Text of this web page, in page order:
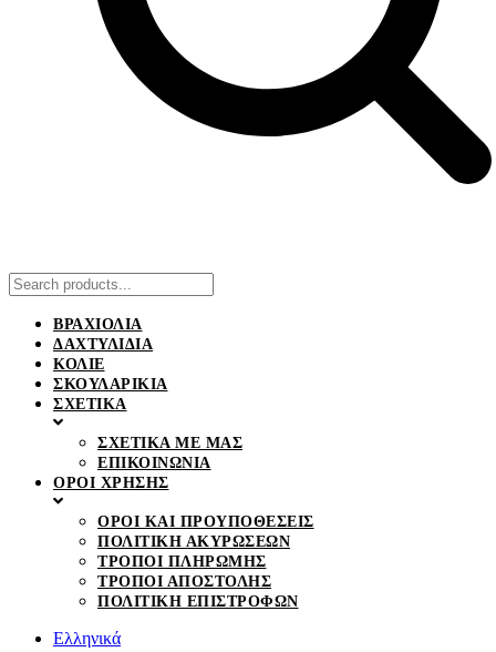
ΒΡΑΧΙΟΛΙΑ
ΔΑΧΤΥΛΙΔΙΑ
ΚΟΛΙΕ
ΣΚΟΥΛΑΡΙΚΙΑ
ΣΧΕΤΙΚΑ
ΣΧΕΤΙΚΑ ΜΕ ΜΑΣ
ΕΠΙΚΟΙΝΩΝΙΑ
ΟΡΟΙ ΧΡΗΣΗΣ
ΟΡΟΙ ΚΑΙ ΠΡΟΥΠΟΘΕΣΕΙΣ
ΠΟΛΙΤΙΚΗ ΑΚΥΡΩΣΕΩΝ
ΤΡΟΠΟΙ ΠΛΗΡΩΜΗΣ
ΤΡΟΠΟΙ ΑΠΟΣΤΟΛΗΣ
ΠΟΛΙΤΙΚΗ ΕΠΙΣΤΡΟΦΩΝ
Ελληνικά